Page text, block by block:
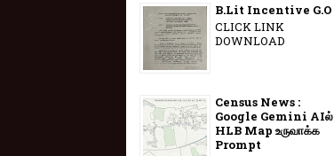
B.Lit Incentive G.O
CLICK LINK
DOWNLOAD
Census News :
Google Gemini AIல்
HLB Map உருவாக்க
Prompt